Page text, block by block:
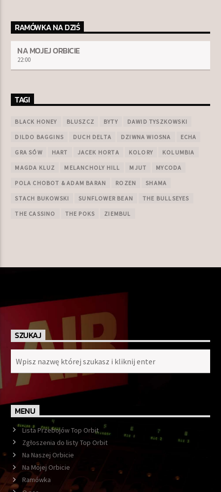
RAMÓWKA NA DZIŚ
NA MOJEJ ORBICIE
22:00
TAGI
BLACK HONEY BLUSZCZ BYTY DAWID TYSZKOWSKI
DILDO BAGGINS DUCH DELTA DZIWNA WIOSNA ECHA
GRA SÓW HART JACEK HORTA KOLORY KOLUMBIA
MAGDA KLUZ MELANCHOLY HILL MJUT MYCODA
POLA CHOBOT & ADAM BARAN ROZEN SHAMA
STACH BUKOWSKI SUNFLOWER BEAN THE BULLSEYES
THE CASSINO THE POKS ZIEMBUL
SZUKAJ
MENU
Lista Przebojów Top Orbit
Zgłoszenia do listy Top Orbit
Na Naszej Orbicie
Na Mojej Orbicie
Ramówka